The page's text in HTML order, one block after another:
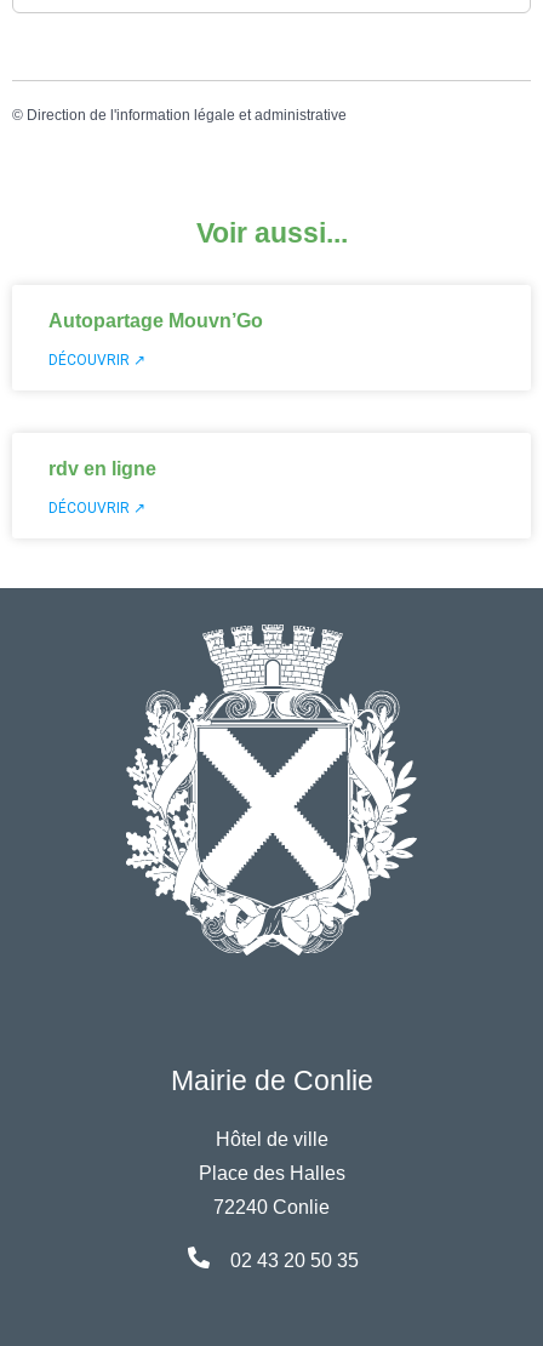
© Direction de l'information légale et administrative
Voir aussi...
Autopartage Mouvn’Go
DÉCOUVRIR ↗
rdv en ligne
DÉCOUVRIR ↗
Mairie de Conlie
Hôtel de ville
Place des Halles
72240 Conlie
02 43 20 50 35